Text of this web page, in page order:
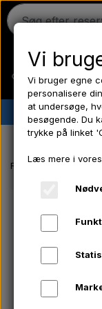
✔︎ Dansk
Forside Massey
Vi
Vi bruger egne
personalisere
at undersøge,
besøgende. Du
trykke på linket
Læs mere i vores